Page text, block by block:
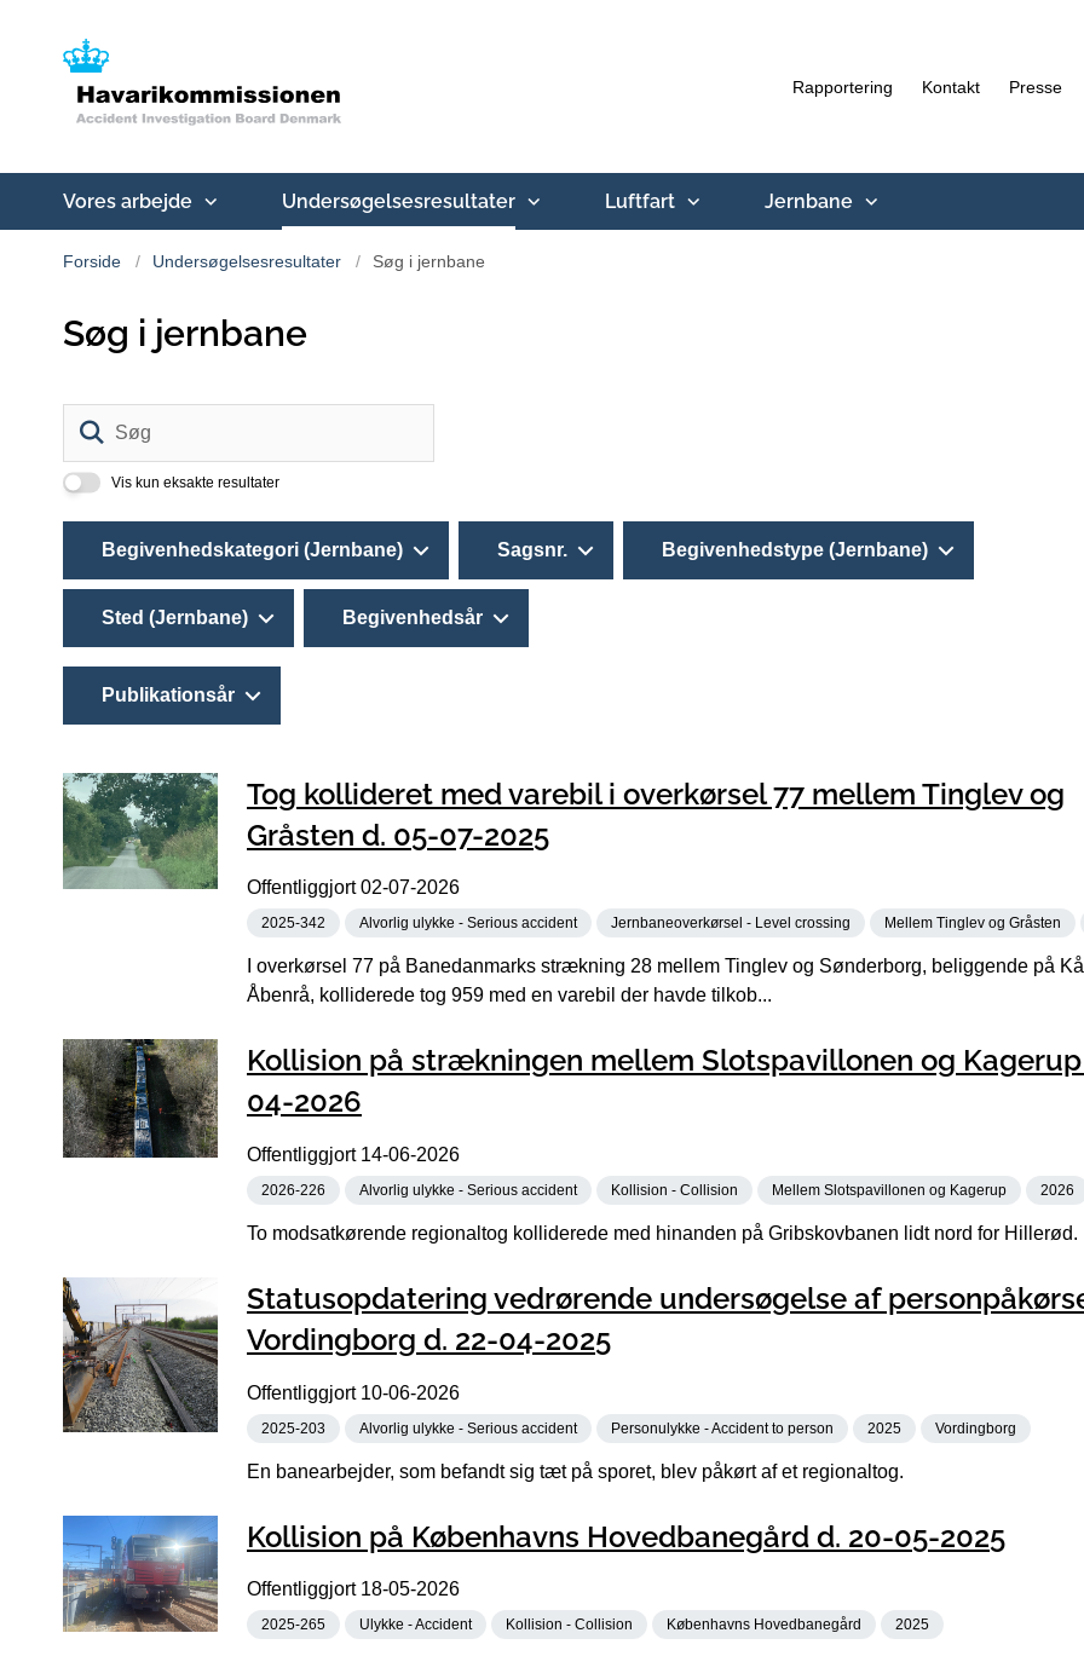
Rapportering Kontakt Presse
Vores arbejde Undersøgelsesresultater Luftfart Jernbane
Forside Undersøgelsesresultater Søg i jernbane
Søg i jernbane
Vis kun eksakte resultater
Begivenhedskategori (Jernbane) Sagsnr. Begivenhedstype (Jernbane)
Sted (Jernbane) Begivenhedsår
Publikationsår
Tog kollideret med varebil i overkørsel 77 mellem Tinglev og
Gråsten d. 05-07-2025
Offentliggjort02-07-2026
2025-342 Alvorlig ulykke - Serious accident Jernbaneoverkørsel - Level crossing Mellem Tinglev og Gråsten
I overkørsel 77 på Banedanmarks strækning 28 mellem Tinglev og Sønderborg, beliggende på
Åbenrå, kolliderede tog 959 med en varebil der havde tilkob...
Kollision på strækningen mellem Slotspavillonen og Kagerup
04-2026
Offentliggjort 14-06-2026
2026-226 Alvorlig ulykke - Serious accident Kollision - Collision Mellem Slotspavillonen og Kagerup 2026
To modsatkørende regionaltog kolliderede med hinanden på Gribskovbanen lidt nord for Hillerød.
Statusopdatering vedrørende undersøgelse af
Vordingborg d. 22-04-2025
Offentliggjort 10-06-2026
2025-203 Alvorlig ulykke - Serious accident Personulykke - Accident to person 2025 Vordingborg
En banearbejder, som befandt sig tæt på sporet, blev påkørt af et regionaltog.
Kollision på Københavns Hovedbanegård d. 20-05-2025
Offentliggjort 18-05-2026
2025-265 Ulykke - Accident Kollision - Collision Københavns Hovedbanegård 2025